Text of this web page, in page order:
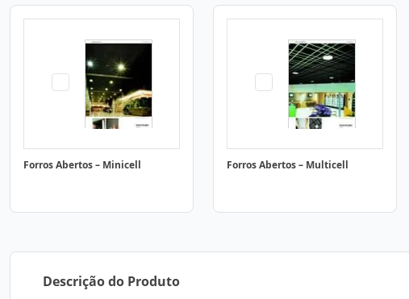
Forros Abertos – Minicell Forros Abertos – Multicell
Descrição do Produto